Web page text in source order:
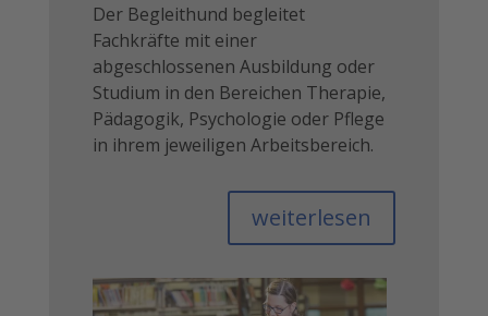
Der Begleithund begleitet
Fachkräfte mit einer
abgeschlossenen Ausbildung oder
Studium in den Bereichen Therapie,
Pädagogik, Psychologie oder Pflege
in ihrem jeweiligen Arbeitsbereich.
weiterlesen